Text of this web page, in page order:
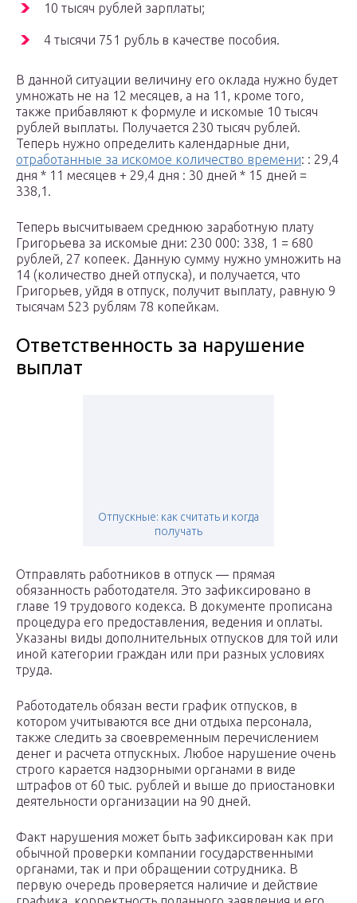
10 тысяч рублей зарплаты;
4 тысячи 751 рубль в качестве пособия.
В данной ситуации величину его оклада нужно будет
умножать не на 12 месяцев, а на 11, кроме того,
также прибавляют к формуле и искомые 10 тысяч
рублей выплаты. Получается 230 тысяч рублей.
Теперь нужно определить календарные дни,
отработанные за искомое количество времени: : 29,4
дня * 11 месяцев + 29,4 дня : 30 дней * 15 дней =
338,1.
Теперь высчитываем среднюю заработную плату
Григорьева за искомые дни: 230 000: 338, 1 = 680
рублей, 27 копеек. Данную сумму нужно умножить на
14 (количество дней отпуска), и получается, что
Григорьев, уйдя в отпуск, получит выплату, равную 9
тысячам 523 рублям 78 копейкам.
Ответственность за нарушение
выплат
Отпускные: как считать и когда
получать
Отправлять работников в отпуск — прямая
обязанность работодателя. Это зафиксировано в
главе 19 трудового кодекса. В документе прописана
процедура его предоставления, ведения и оплаты.
Указаны виды дополнительных отпусков для той или
иной категории граждан или при разных условиях
труда.
Работодатель обязан вести график отпусков, в
котором учитываются все дни отдыха персонала,
также следить за своевременным перечислением
денег и расчета отпускных. Любое нарушение очень
строго карается надзорными органами в виде
штрафов от 60 тыс. рублей и выше до приостановки
деятельности организации на 90 дней.
Факт нарушения может быть зафиксирован как при
обычной проверки компании государственными
органами, так и при обращении сотрудника. В
первую очередь проверяется наличие и действие